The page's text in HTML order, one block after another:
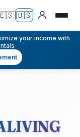
your income with
Español
🇺🇸
English